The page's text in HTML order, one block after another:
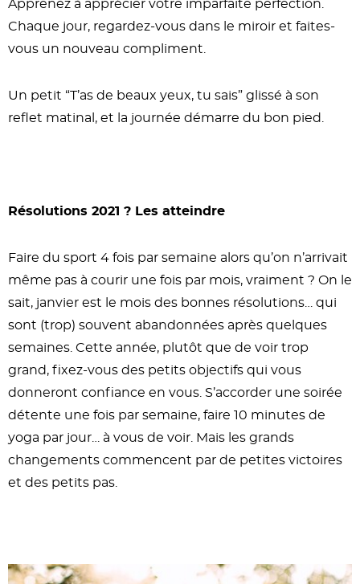
Apprenez à apprécier votre imparfaite perfection.
Chaque jour, regardez-vous dans le miroir et faites-
vous un nouveau compliment.
Un petit “T’as de beaux yeux, tu sais” glissé à son
reflet matinal, et la journée démarre du bon pied.
Résolutions 2021 ? Les atteindre
Faire du sport 4 fois par semaine alors qu’on n’arrivait
même pas à courir une fois par mois, vraiment ? On le
sait, janvier est le mois des bonnes résolutions… qui
sont (trop) souvent abandonnées après quelques
semaines. Cette année, plutôt que de voir trop
grand, fixez-vous des petits objectifs qui vous
donneront confiance en vous. S’accorder une soirée
détente une fois par semaine, faire 10 minutes de
yoga par jour… à vous de voir. Mais les grands
changements commencent par de petites victoires
et des petits pas.